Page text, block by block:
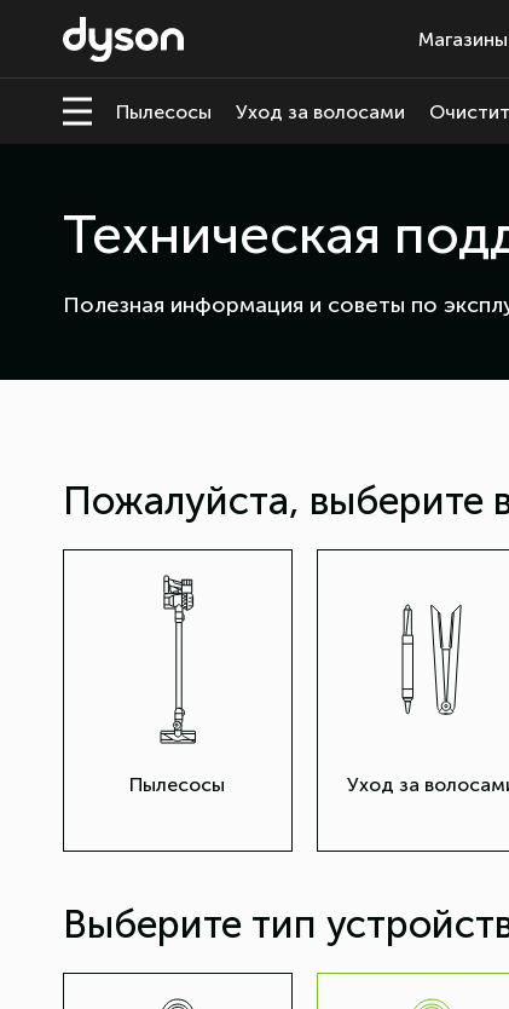
Магазины
Пылесосы Уход за волосами
Техническая
Полезная информация и советы по
Пожалуйста, выберите
Пылесосы Уход за
Выберите тип